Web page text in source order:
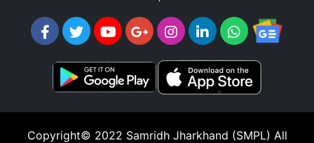
Copyright© 2022 Samridh Jharkhand (SMPL) All